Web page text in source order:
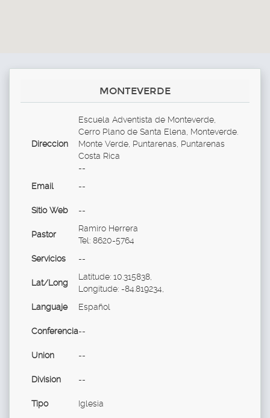
MONTEVERDE
Direccion
Escuela Adventista de Monteverde,
Cerro Plano de Santa Elena, Monteverde.
Monte Verde, Puntarenas, Puntarenas
Costa Rica
--
Email
--
Sitio Web --
Pastor
Ramiro Herrera
Tel: 8620-5764
Servicios
--
Lat/Long
Latitude: 10.315838,
Longitude: -84.819234,
Languaje
Español
Conferencia--
Union --
Division --
Tipo Iglesia